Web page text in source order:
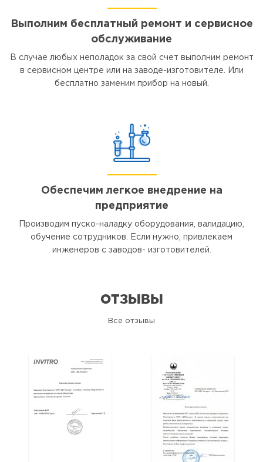
Выполним бесплатный ремонт и сервисное
обслуживание
В случае любых неполадок за свой счет выполним ремонт
в сервисном центре или на заводе-изготовителе. Или
бесплатно заменим прибор на новый.
Обеспечим легкое внедрение на
предприятие
Производим пуско-наладку оборудования, валидацию,
обучение сотрудников. Если нужно, привлекаем
инженеров с заводов- изготовителей.
ОТЗЫВЫ
Все отзывы